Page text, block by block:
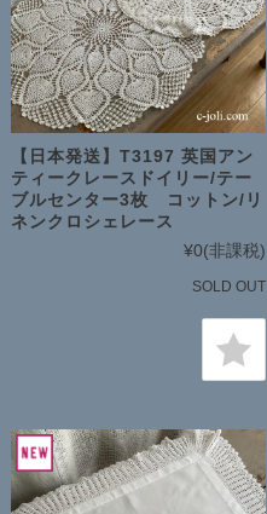
【日本発送】T3197 英国アン
ティークレースドイリー/テー
ブルセンター3枚 コットン/リ
ネンクロシェレース
¥0(非課税)
SOLD OUT